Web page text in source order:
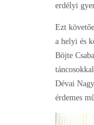
erdélyi
Ezt
a helyi és
Böjte
Dévai
érdemes